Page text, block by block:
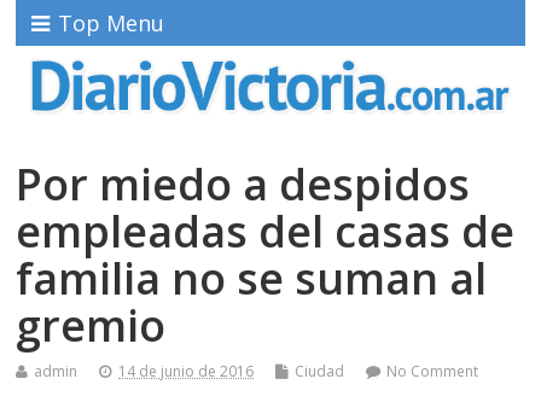
Top Menu
Por miedo a despidos
empleadas del casas de
familia no se suman al
gremio
admin 14 de junio de 2016 Ciudad No Comment